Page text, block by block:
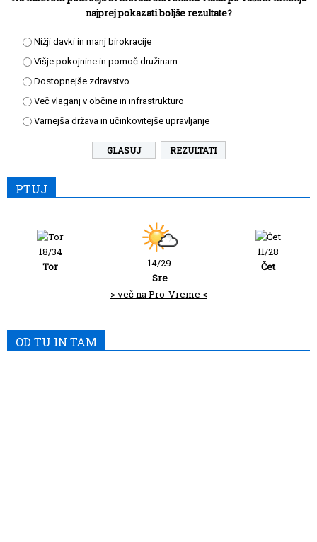
najprej pokazati boljše rezultate?
Nižji davki in manj birokracije
Višje pokojnine in pomoč družinam
Dostopnejše zdravstvo
Več vlaganj v občine in infrastrukturo
Varnejša država in učinkovitejše upravljanje
REZULTATI
PTUJ
18/34
Tor
14/29
Sre
11/28
Čet
> več na Pro-Vreme <
OD TU IN TAM